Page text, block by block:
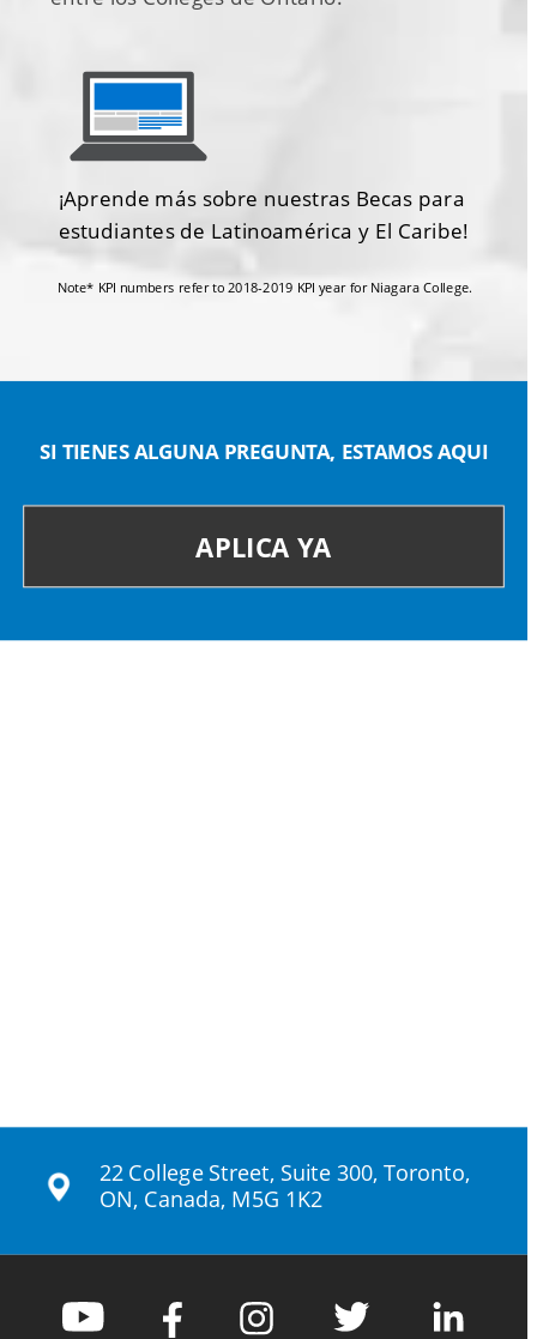
22 College Street, Suite 300, Toronto,
ON, Canada, M5G 1K2
SI TIENES ALGUNA PREGUNTA, ESTAMOS AQUI
APLICA YA
Note* KPI numbers refer to 2018-2019 KPI year for Niagara College.
¡Aprende más sobre nuestras Becas para
estudiantes de Latinoamérica y El Caribe!